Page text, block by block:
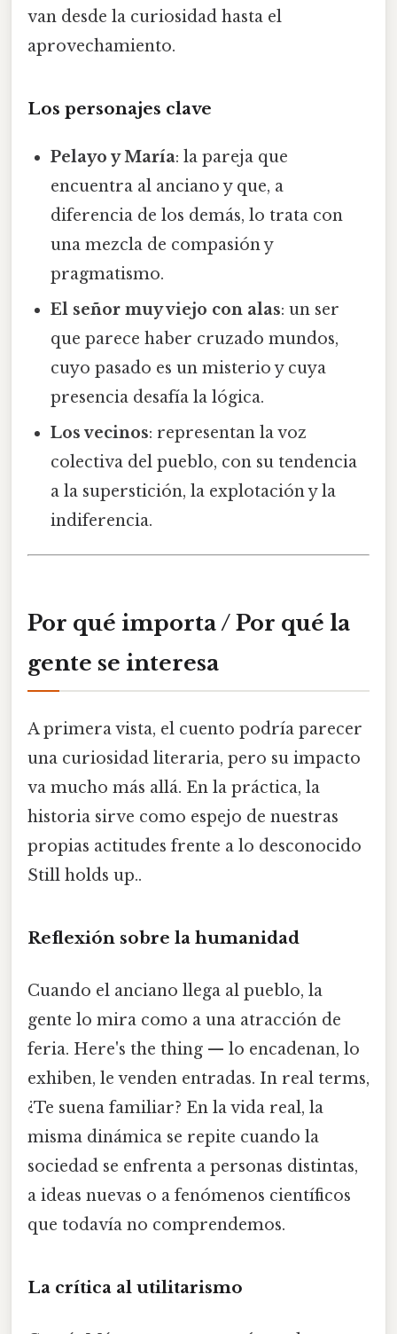
van desde la curiosidad hasta el
aprovechamiento.
Los personajes clave
Pelayo y María: la pareja que
encuentra al anciano y que, a
diferencia de los demás, lo trata con
una mezcla de compasión y
pragmatismo.
El señor muy viejo con alas: un ser
que parece haber cruzado mundos,
cuyo pasado es un misterio y cuya
presencia desafía la lógica.
Los vecinos: representan la voz
colectiva del pueblo, con su tendencia
a la superstición, la explotación y la
indiferencia.
Por qué importa / Por qué la
gente se interesa
A primera vista, el cuento podría parecer
una curiosidad literaria, pero su impacto
va mucho más allá. En la práctica, la
historia sirve como espejo de nuestras
propias actitudes frente a lo desconocido
Still holds up..
Reflexión sobre la humanidad
Cuando el anciano llega al pueblo, la
gente lo mira como a una atracción de
feria. Here's the thing — lo encadenan, lo
exhiben, le venden entradas. In real terms,
¿Te suena familiar? En la vida real, la
misma dinámica se repite cuando la
sociedad se enfrenta a personas distintas,
a ideas nuevas o a fenómenos científicos
que todavía no comprendemos.
La crítica al utilitarismo